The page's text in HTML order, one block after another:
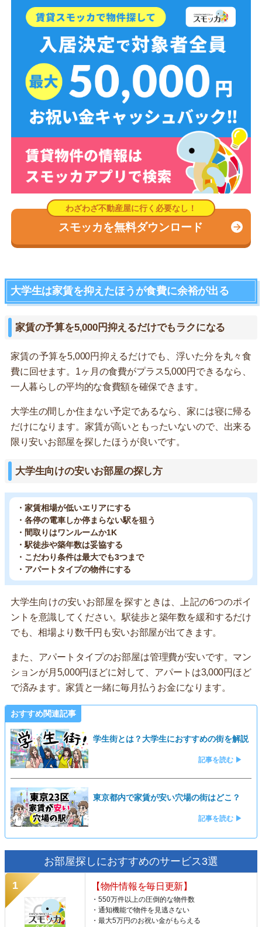
スモッカを無料ダウンロード
大学生は家賃を抑えたほうが食費に余裕が出る
家賃の予算を5,000円抑えるだけでもラクになる
家賃の予算を5,000円抑えるだけでも、浮いた分を丸々食
費に回せます。1ヶ月の食費がプラス5,000円できるなら、
一人暮らしの平均的な食費額を確保できます。
大学生の間しか住まない予定であるなら、家には寝に帰る
だけになります。家賃が高いともったいないので、出来る
限り安いお部屋を探したほうが良いです。
大学生向けの安いお部屋の探し方
・家賃相場が低いエリアにする
・各停の電車しか停まらない駅を狙う
・間取りはワンルームか1K
・駅徒歩や築年数は妥協する
・こだわり条件は最大でも3つまで
・アパートタイプの物件にする
大学生向けの安いお部屋を探すときは、上記の6つのポイ
ントを意識してください。駅徒歩と築年数を緩和するだけ
でも、相場より数千円も安いお部屋が出てきます。
また、アパートタイプのお部屋は管理費が安いです。マン
ションが月5,000円ほどに対して、アパートは3,000円ほど
で済みます。家賃と一緒に毎月払うお金になります。
おすすめ関連記事
学生街とは？大学生におすすめの街を解説
記事を読む ▶
東京都内で家賃が安い穴場の街はどこ？
記事を読む ▶
お部屋探しにおすすめのサービス3選
【物件情報を毎日更新】
・550万件以上の圧倒的な物件数
・通知機能で物件を見逃さない
・最大5万円のお祝い金がもらえる